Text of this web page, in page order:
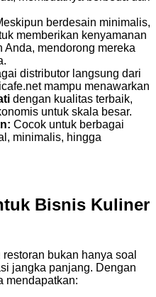
berdesain minimalis,
memberikan kenyamanan
mendorong mereka
distributor langsung dari
mampu menawarkan
dengan kualitas terbaik,
untuk skala besar.
Cocok untuk berbagai
minimalis, hingga
Bisnis Kuliner
bukan hanya soal
jangka panjang. Dengan
mendapatkan: